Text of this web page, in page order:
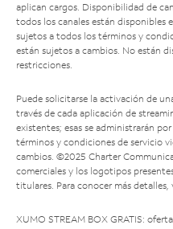
aplican cargos. Disponibilidad de
todos los canales están disponibles
sujetos a todos los términos y
están sujetos a cambios. No están
restricciones.
Puede solicitarse la activación de
través de cada aplicación de
existentes; esas se administrarán
términos y condiciones de servicio
cambios. ©2025 Charter
comerciales y los logotipos
titulares. Para conocer más detalles,
XUMO STREAM BOX GRATIS: